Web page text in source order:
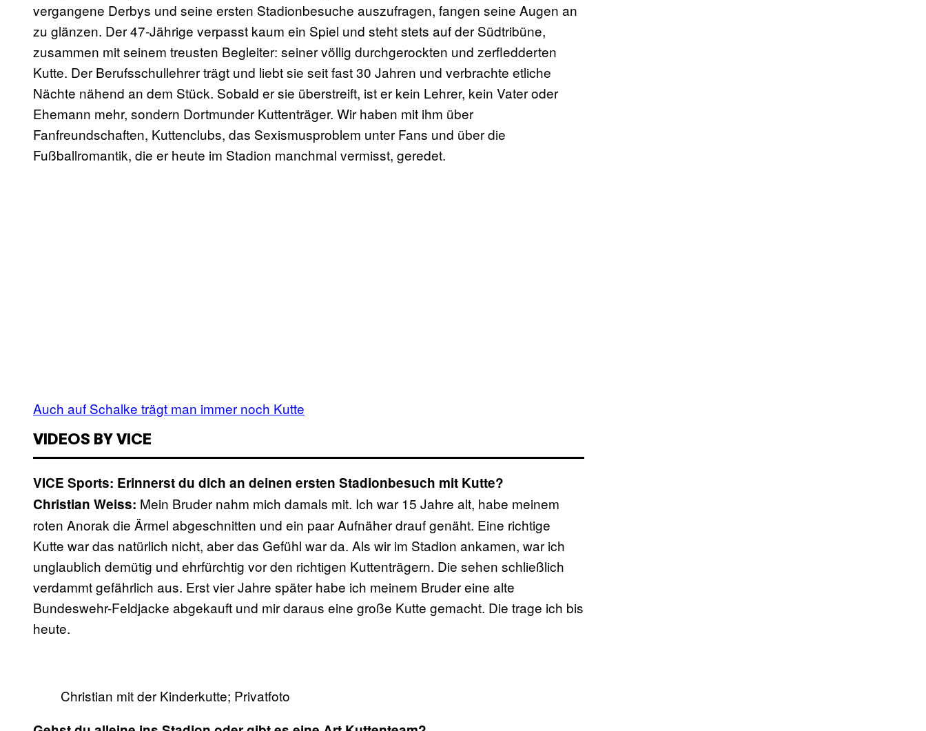
vergangene Derbys und seine ersten Stadionbesuche auszufragen, fangen seine Augen an
zu glänzen. Der 47-Jährige verpasst kaum ein Spiel und steht stets auf der Südtribüne,
zusammen mit seinem treusten Begleiter: seiner völlig durchgerockten und zerfledderten
Kutte. Der Berufsschullehrer trägt und liebt sie seit fast 30 Jahren und verbrachte etliche
Nächte nähend an dem Stück. Sobald er sie überstreift, ist er kein Lehrer, kein Vater oder
Ehemann mehr, sondern Dortmunder Kuttenträger. Wir haben mit ihm über
Fanfreundschaften, Kuttenclubs, das Sexismusproblem unter Fans und über die
Fußballromantik, die er heute im Stadion manchmal vermisst, geredet.
Auch auf Schalke trägt man immer noch Kutte
VIDEOS BY VICE
VICE Sports: Erinnerst du dich an deinen ersten Stadionbesuch mit Kutte?
Christian Weiss: Mein Bruder nahm mich damals mit. Ich war 15 Jahre alt, habe meinem
roten Anorak die Ärmel abgeschnitten und ein paar Aufnäher drauf genäht. Eine richtige
Kutte war das natürlich nicht, aber das Gefühl war da. Als wir im Stadion ankamen, war ich
unglaublich demütig und ehrfürchtig vor den richtigen Kuttenträgern. Die sehen schließlich
verdammt gefährlich aus. Erst vier Jahre später habe ich meinem Bruder eine alte
Bundeswehr-Feldjacke abgekauft und mir daraus eine große Kutte gemacht. Die trage ich bis
heute.
Christian mit der Kinderkutte; Privatfoto